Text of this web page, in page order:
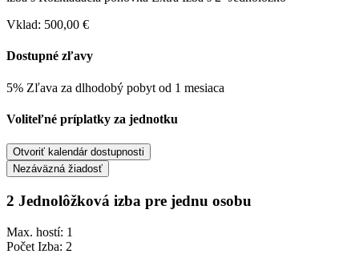
Vklad: 500,00 €
Dostupné zľavy
5% Zľava za dlhodobý pobyt od 1 mesiaca
Voliteľné príplatky za jednotku
Otvoriť kalendár dostupnosti
Nezáväzná žiadosť
2 Jednolôžková izba pre jednu osobu
Max. hostí: 1
Počet Izba: 2